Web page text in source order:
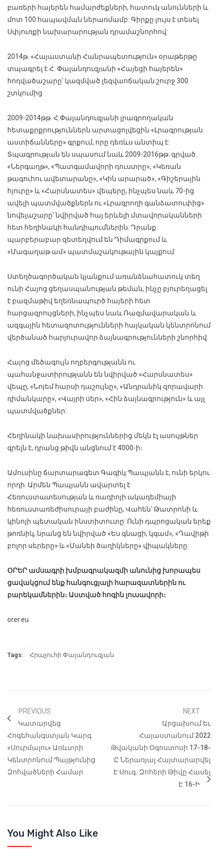
բառերի հայերեն համարժեքների, հատուկ անունների և
մոտ 100 հապավման ներառմամբ: Գիրքը լույս է տեսել
Սփյուռքի նախարարության դրամաշնորհով:
2014թ. «Հայաստանի Հանրապետություն» օրաթերթը
տպագրել է Հ. Փալանդուզյանի «Հայեցի հայերեն»
հոդվածաշարը՝ կազմված լեզվաոճական շուրջ 300
շտկումից:
2009-2014թթ. Հ.Փալանդուզյանի լրագրողական
հետաքրքրություններն արտացոլվեցին «Լրագրության
աստիճանները» գրքում, որը դեռևս անտիպ է:
Տպագրության են սպասում նաև 2009-2016թթ. գրված
«Ներգաղթ», «Պատգամավորի դուստրը», «Կեռան
թագուհու ավետարանը», «Կին արարած», «Գիշերային
հյուրը» և «Հարսնատես» վեպերը, ինչպես նաև 70-ից
ավելի պատմվածքներն ու «Լրագրողի գանձատուփից»
նովելաշարը՝ նվիրված հայ երևելի մտավորականների
հետ հեղինակի հանդիպումներին: Դրանք
պարբերաբար զետեղվում են Դիմագրքում և
«Մագաղաթ.ամ» պատմաշակութային կայքում:
Ստեղծագործական կյանքում առանձնահատուկ տեղ
ունի Հայոց ցեղասպանության թեման, ինչը բյուրեղացել
է բազմաթիվ եղեռնապուրծ հայերի հետ
հարցազրույցների, ինչպես նաև Ռազմավարական և
ազգային հետազոտությունների հայկական կենտրոնում
վերծանած հարյուրավոր ձայնագրությունների շնորհիվ:
Հայոց մեծագույն ողբերգությանն ու
պահանջատիրությանն են նվիրված «Հարսնատես»
վեպը, «Նոյեմ հարսի դաշույնը», «Անդրանիկ զորավարի
դիմանկարը», «Վայրի սեր», «Հին ձայնագրություն» և այլ
պատմվածքներ:
Հեղինակի նախասիրություններից մեկն էլ ասույթներ
գրելն է, դրանց թիվն անցնում է 4000-ի։
Ամուսինը ճարտարագետ Գագիկ Պապյանն է, ունի երկու
որդի. Արմեն Պապյանն ավարտել է
Հեռուստատեսության և ռադիոյի ակադեմիայի
հեռուստառեժիսուրայի բաժինը, Վահեն՝ Թատրոնի և
կինոյի պետական ինստիտուտը: Ունի դպրոցական երեք
թոռնիկ, նրանց են նվիրված «Ես գնացի, կգամ», «Դավիթի
բոլոր սերերը» և «Մանեի ծաղիկները» վիպակները:
ՕՐԵՐ ամսագրի խմբագրակազմի անունից խորապես
ցավակցում ենք հանգուցյալի հարազատներին ու
բարեկամներին։ Աստված հոգին լուսավորի։
orer.eu
Tags: Հրաչուհի Փալանդուզյան
PREVIOUS
Կատարվեց
Հոգեհանգստյան Կարգ
«Սուրմալու» Առևտրի
Կենտրոնում Պայթյունից
Զոհվածների Համար
NEXT
Արցախում Եւ
Հայաստանում 2022
Թվականի Օգոստոսի 17-18-
Ը Ներառյալ Հայտարարվել
Է Սուգ. Զոհերի Թիվը Հասել
Է 16-Ի
You Might Also Like